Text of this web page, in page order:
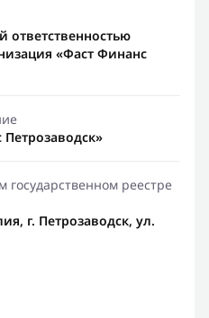
ответственностью
«Фаст Финанс
государственном реестре
г. Петрозаводск, ул.